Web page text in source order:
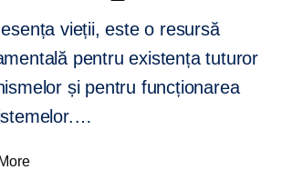
vieții, este o resursă
pentru existența tuturor
și pentru funcționarea